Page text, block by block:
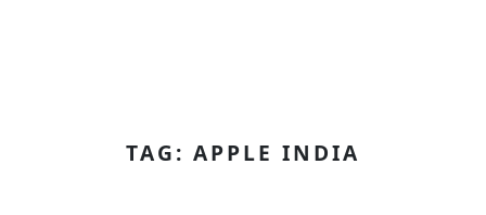
TAG: APPLE INDIA